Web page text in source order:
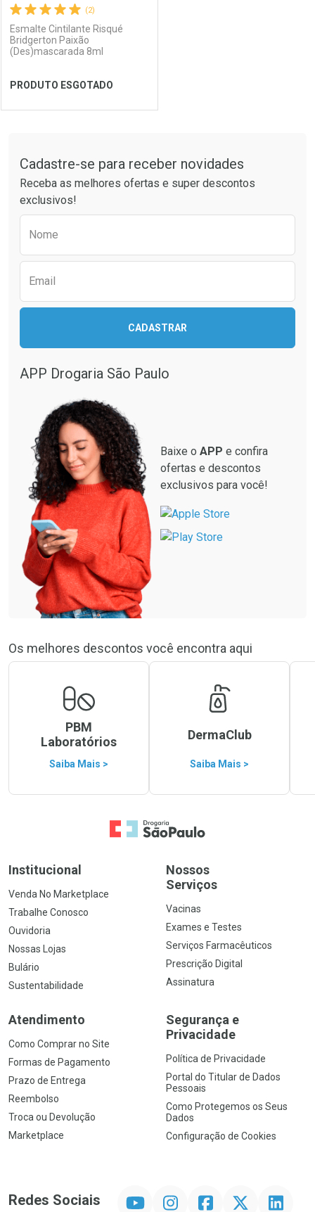
(2)
Esmalte Cintilante Risqué
Bridgerton Paixão
(Des)mascarada 8ml
PRODUTO ESGOTADO
Laboratório
Por Menos
Cadastre-se para receber novidades
Receba as melhores ofertas e super descontos
exclusivos!
Nome
Email
CADASTRAR
APP Drogaria São Paulo
Baixe o APP e confira
ofertas e descontos
exclusivos para você!
Os melhores descontos você encontra aqui
PBM
Laboratórios
Saiba Mais >
DermaClub
Saiba Mais >
Ir para a Home
Institucional
Venda No Marketplace
Trabalhe Conosco
Ouvidoria
Nossas Lojas
Bulário
Sustentabilidade
Nossos
Serviços
Vacinas
Exames e Testes
Serviços Farmacêuticos
Prescrição Digital
Assinatura
Atendimento
Como Comprar no Site
Formas de Pagamento
Prazo de Entrega
Reembolso
Troca ou Devolução
Marketplace
Segurança e
Privacidade
Política de Privacidade
Portal do Titular de Dados
Pessoais
Como Protegemos os Seus
Dados
Configuração de Cookies
Redes Sociais InstagramFacebook Linkedin